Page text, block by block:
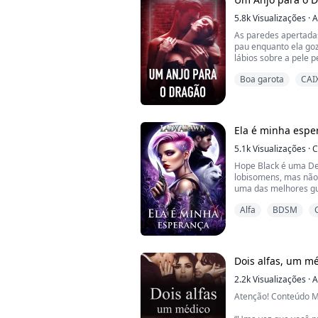
Direto para os
5.8kVisualizações ·
As paredes
pau enquanto ela
lábios sobre a pele
e estremeceu ainda
Bella, a filha do
Boa garota
Ela é minha
5.1kVisualizações ·
Hope Black é uma
lobisomens, mas
uma das melhores
Com a chance de
Dylan Miller ...
Alfa BDSM
Dois alfas, um
2.2kVisualizações ·
Atenção! Conteúdo